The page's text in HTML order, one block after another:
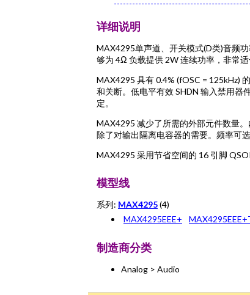
详细说明
MAX4295单声道、开关模式(D类)音频
够为 4Ω 负载提供 2W 连续功率，非常
MAX4295 具有 0.4% (fOSC = 125kHz)
和关断。低电平有效 SHDN 输入禁用器
定。
MAX4295 减少了所需的外部元件数量
除了对输出隔离电容器的需要。频率可
MAX4295 采用节省空间的 16 引脚
模型线
系列: MAX4295(4)
MAX4295EEE+
制造商分类
Analog > Audio